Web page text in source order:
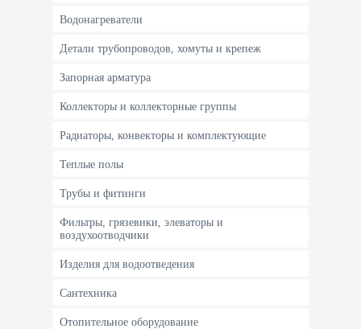
Водонагреватели
Детали трубопроводов, хомуты и крепеж
Запорная арматура
Коллекторы и коллекторные группы
Радиаторы, конвекторы и комплектующие
Теплые полы
Трубы и фитинги
Фильтры, грязевики, элеваторы и
воздухоотводчики
Изделия для водоотведения
Сантехника
Отопительное оборудование